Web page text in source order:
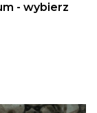
- wybierz